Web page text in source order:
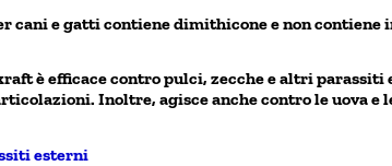
cani e gatti contiene dimithicone e non
è efficace contro pulci, zecche e altri
Inoltre, agisce anche contro le uova e
esterni